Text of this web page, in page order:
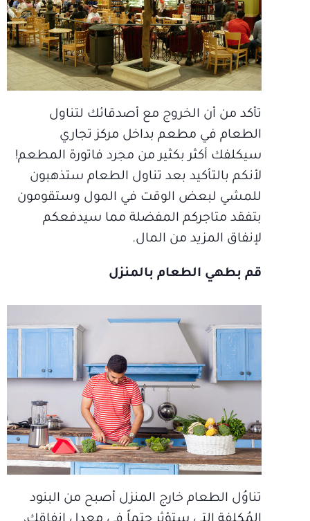
تأكد من أن الخروج مع أصدقائك لتناول
الطعام في مطعم بداخل مركز تجاري
سيكلفك أكثر بكثير من مجرد فاتورة المطعم!
لأنكم بالتأكيد بعد تناول الطعام ستذهبون
للمشي لبعض الوقت في المول وستقومون
بتفقد متاجركم المفضلة مما سيدفعكم
لإنفاق المزيد من المال.
قم بطهي الطعام بالمنزل
تناوُل الطعام خارج المنزل أصبح من البنود